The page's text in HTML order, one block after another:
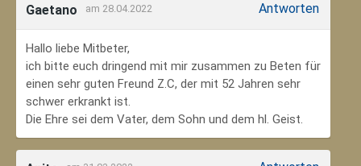
Gaetano am 28.04.2022 Antworten
Hallo liebe Mitbeter,
ich bitte euch dringend mit mir zusammen zu Beten für
einen sehr guten Freund Z.C, der mit 52 Jahren sehr
schwer erkrankt ist.
Die Ehre sei dem Vater, dem Sohn und dem hl. Geist.